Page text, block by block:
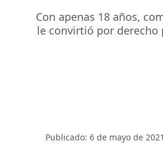
Con apenas 18 años,
le convirtió por derecho
Publicado: 6 de mayo de